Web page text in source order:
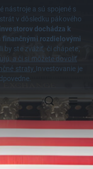
nástroje a sú spojené s
v dôsledku pákového
dochádza k
rozdielovými
by ste zvážiť, či chápete,
a či si môžete dovoliť
straty.Investovanie je